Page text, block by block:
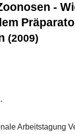
-
(2009)
Arbeitstagung